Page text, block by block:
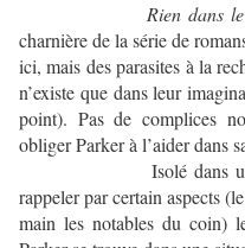
Rien dans
charnière de la série de
ici, mais des parasites à la
n’existe que dans leur
point). Pas de complices
obliger Parker à l’aider dans
Isolé dans un
rappeler par certain aspects
main les notables du coin)